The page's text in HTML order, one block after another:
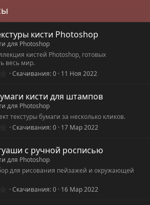
кисти Photoshop
для Photoshop
кистей Photoshop, готовых
весь мир.
0
0
з
в
ё
д
Скачивания 0 11 Ноя 2022
кисти для штампов
для Photoshop
текстуры бумаги за несколько кликов.
0
0
з
в
ё
Скачивания 0 17 Мар 2022
с ручной росписью
для Photoshop
для рисования пейзажей и окружающей
0Скачивания 0 16 Мар 2022